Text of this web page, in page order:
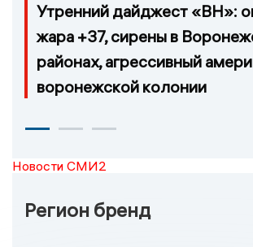
Утренний дайджест «ВН»:
жара +37, сирены в
районах, агрессивный
воронежской колонии
Новости СМИ2
Регион бренд